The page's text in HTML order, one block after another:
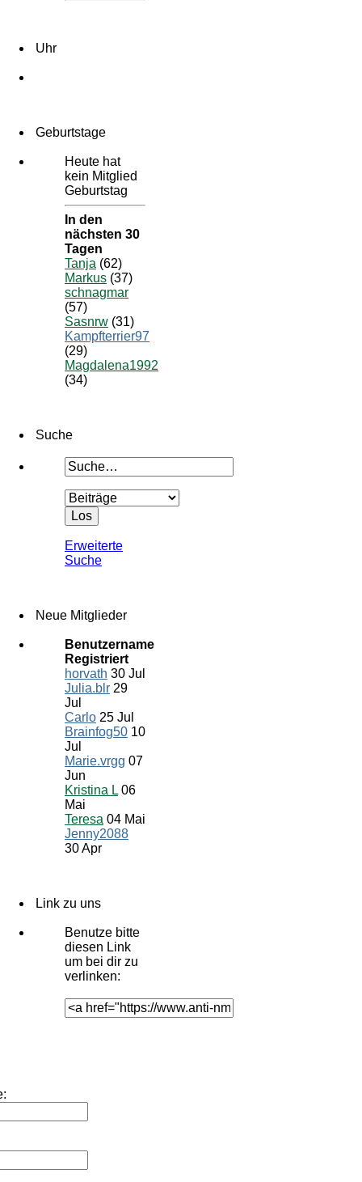
Uhr
Geburtstage
Heute hat
kein Mitglied
Geburtstag
In den
nächsten 30
Tagen
Tanja (62)
Markus (37)
schnagmar
(57)
Sasnrw (31)
Kampfterrier97
(29)
Magdalena1992
(34)
Suche
Erweiterte
Suche
Neue Mitglieder
Benutzername
Registriert
horvath 30 Jul
Julia.blr 29
Jul
Carlo 25 Jul
Brainfog50 10
Jul
Marie.vrgg 07
Jun
Kristina L 06
Mai
Teresa 04 Mai
Jenny2088
30 Apr
Link zu uns
Benutze bitte
diesen Link
um bei dir zu
verlinken: